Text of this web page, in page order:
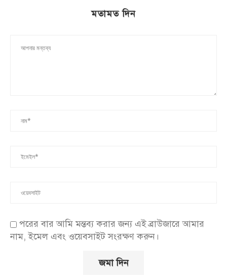
মতামত দিন
পরের বার আমি মন্তব্য করার জন্য এই ব্রাউজারে আমার
নাম, ইমেল এবং ওয়েবসাইট সংরক্ষণ করুন।